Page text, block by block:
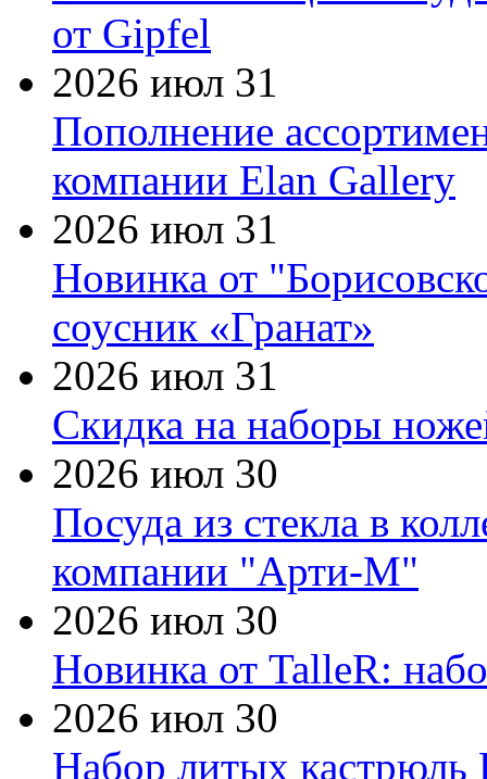
от Gipfel
2026 июл 31
Пополнение
компании Elan Gallery
2026 июл 31
Новинка от
соусник «Гранат»
2026 июл 31
Скидка на наборы
2026 июл 30
Посуда из стекла в
компании "Арти-М"
2026 июл 30
Новинка от TalleR:
2026 июл 30
Набор литых кастрюль